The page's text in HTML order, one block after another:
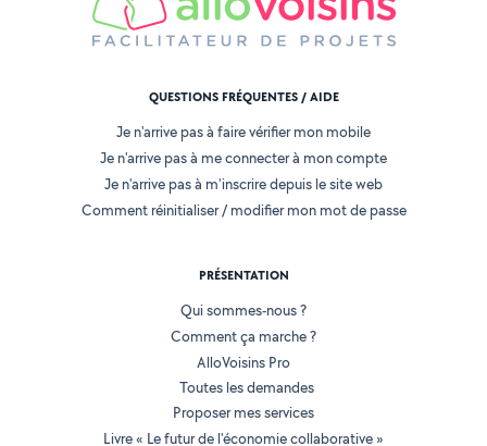
QUESTIONS FRÉQUENTES / AIDE
Je n'arrive pas à faire vérifier mon mobile
Je n'arrive pas à me connecter à mon compte
Je n'arrive pas à m'inscrire depuis le site web
Comment réinitialiser / modifier mon mot de passe
PRÉSENTATION
Qui sommes-nous ?
Comment ça marche ?
AlloVoisins Pro
Toutes les demandes
Proposer mes services
Livre « Le futur de l'économie collaborative »